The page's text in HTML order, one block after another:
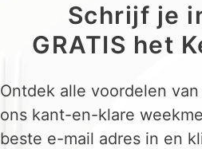
Schrijf je
GRATIS het
Ontdek alle voordelen
ons kant-en-klare
beste e-mail adres in en